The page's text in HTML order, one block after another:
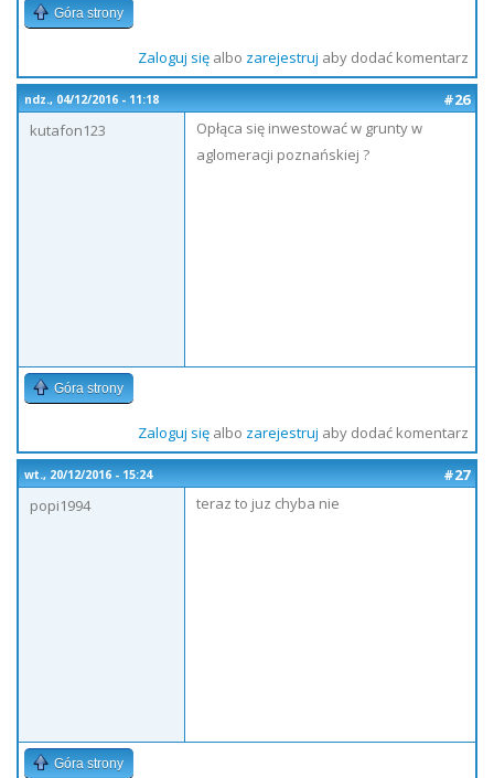
Góra strony
Zaloguj sięalbo zarejestruj aby dodać komentarz
ndz., 04/12/2016 - 11:18
#26
kutafon123
Opłąca się inwestować w grunty w
aglomeracji poznańskiej ?
Góra strony
Zaloguj sięalbo zarejestruj aby dodać komentarz
wt., 20/12/2016 - 15:24
#27
popi1994
teraz to juz chyba nie
Góra strony